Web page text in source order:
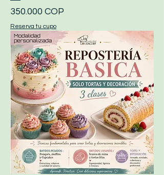
Precio
350.000 COP
Reserva tu cupo